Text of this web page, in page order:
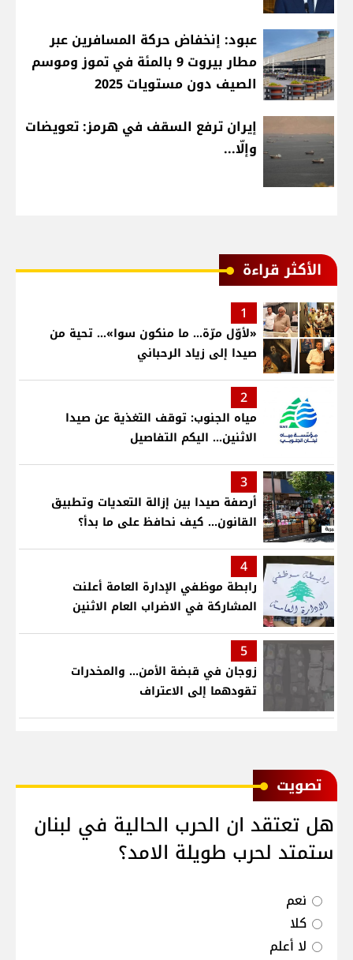
عبود: إنخفاض حركة المسافرين عبر
مطار بيروت 9 بالمئة في تموز وموسم
الصيف دون مستويات 2025
إيران ترفع السقف في هرمز: تعويضات
وإلّا...
الأكثر قراءة
1
«لأوّل مرّة… ما منكون سوا»… تحية من
صيدا إلى زياد الرحباني
2
مياه الجنوب: توقف التغذية عن صيدا
الاثنين... اليكم التفاصيل
3
أرصفة صيدا بين إزالة التعديات وتطبيق
القانون... كيف نحافظ على ما بدأ؟
4
رابطة موظفي الإدارة العامة أعلنت
المشاركة في الاضراب العام الاثنين
5
زوجان في قبضة الأمن... والمخدرات
تقودهما إلى الاعتراف
ﺗﺼﻮﻳﺖ
هل تعتقد ان الحرب الحالية في لبنان
ستمتد لحرب طويلة الامد؟
نعم
كلا
لا أعلم